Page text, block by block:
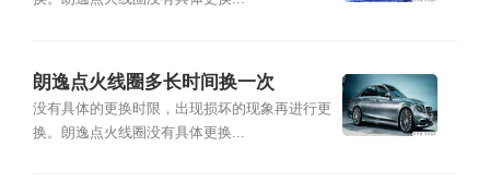
朗逸点火线圈多长时间换一次
没有具体的更换时限，出现损坏的现象再进行更
换。朗逸点火线圈没有具体更换...